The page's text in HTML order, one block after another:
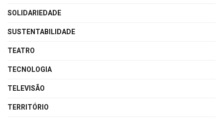
SOLIDARIEDADE
SUSTENTABILIDADE
TEATRO
TECNOLOGIA
TELEVISÃO
TERRITÓRIO